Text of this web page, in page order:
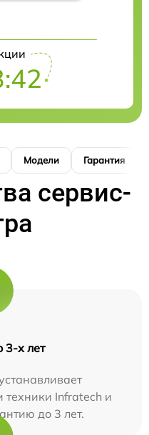
Модели Гарантия
сервис-
3-х лет
техники Infratech и
до 3 лет.